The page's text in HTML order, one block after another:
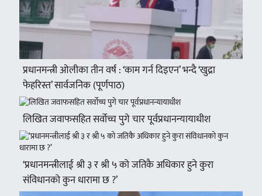
प्रधानमन्त्री ओलीका तीन वर्ष : ‘काम गर्न दिइएन’ भन्दै ‘खुद्रा
फेहरिस्त’ सार्वजनिक (पूर्णपाठ)
लिखित जवाफसहित सर्वोच्च पुगे चार पूर्वप्रधानन्यायाधीश
‘प्रधानमन्त्रीलाई श्री ३ र श्री ५ को जतिकै अधिकार हुने कुरा
संविधानको कुन धारामा छ ?’